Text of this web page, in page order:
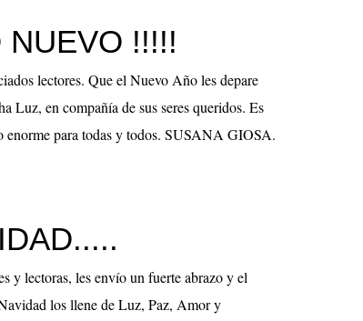
NUEVO !!!!!
lectores. Que el Nuevo Año les depare
Luz, en compañía de sus seres queridos. Es
enorme para todas y todos. SUSANA GIOSA.
y lectoras, les envío un fuerte abrazo y el
los llene de Luz, Paz, Amor y